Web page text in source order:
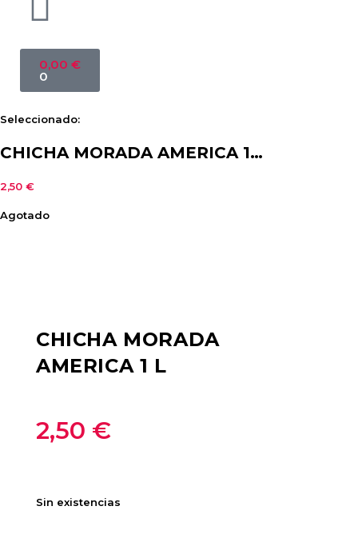
0,00 €
0
Seleccionado:
CHICHA MORADA AMERICA 1…
2,50 €
Agotado
CHICHA MORADA
AMERICA 1 L
2,50 €
Sin existencias